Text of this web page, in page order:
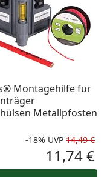
Preis
Montagehilfe für
Metallpfosten
-18% UVP 14,49 €
11,74 €